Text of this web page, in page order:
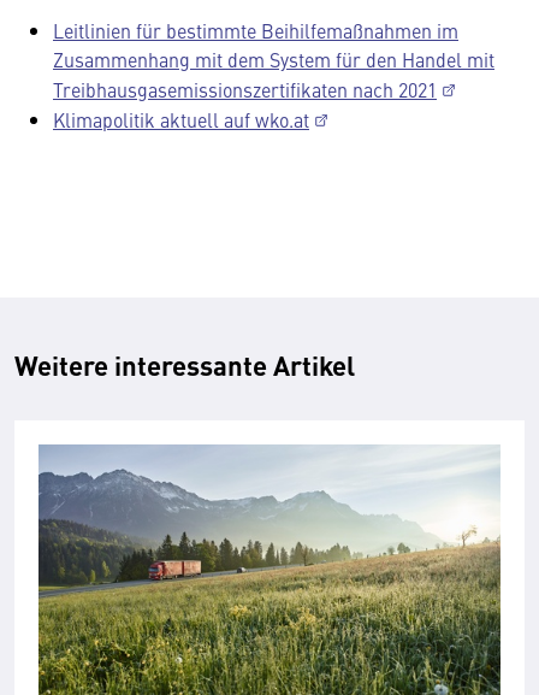
Leitlinien für bestimmte Beihilfemaßnahmen im
Zusammenhang mit dem System für den Handel mit
Treibhausgasemissionszertifikaten nach 2021
Klimapolitik aktuell auf wko.at
Weitere interessante Artikel